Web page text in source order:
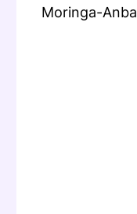
Moringa-